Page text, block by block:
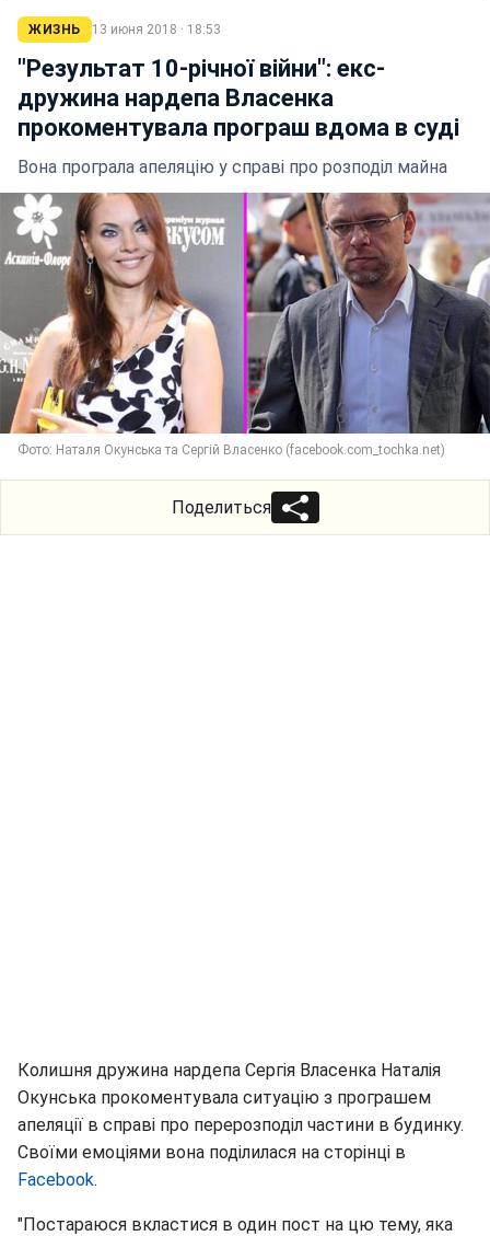
ЖИЗНЬ 13 июня 2018 · 18:53
"Результат 10-річної війни": екс-
дружина нардепа Власенка
прокоментувала програш вдома в суді
Вона програла апеляцію у справі про розподіл майна
Фото: Наталя Окунська та Сергій Власенко (facebook.com_tochka.net)
Поделиться
Колишня дружина нардепа Сергія Власенка Наталія
Окунська прокоментувала ситуацію з програшем
апеляції в справі про перерозподіл частини в будинку.
Своїми емоціями вона поділилася на сторінці в
Facebook.
"Постараюся вкластися в один пост на цю тему, яка